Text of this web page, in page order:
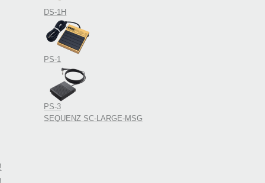
DS-1H
PS-1
PS-3
SEQUENZ SC-LARGE-MSG